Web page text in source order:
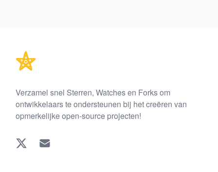
Verzamel snel Sterren, Watches en Forks om
ontwikkelaars te ondersteunen bij het creëren van
opmerkelijke open-source projecten!
Twitter EMAIL